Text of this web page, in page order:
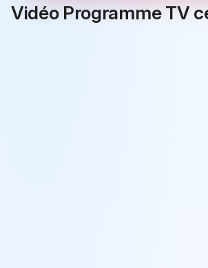
Vidéo Programme TV